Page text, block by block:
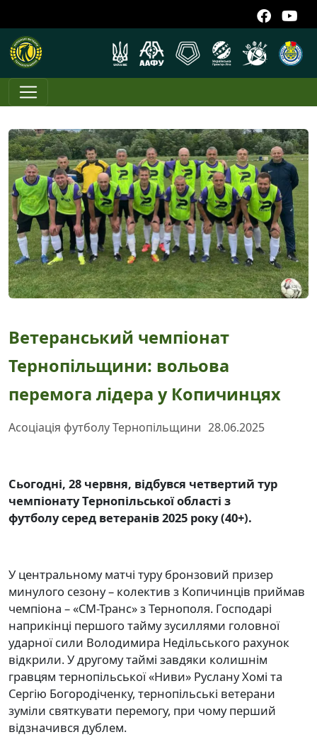
Ветеранський чемпіонат
Тернопільщини: вольова
перемога лідера у Копичинцях
Асоціація футболу Тернопільщини 28.06.2025
Сьогодні, 28 червня, відбувся четвертий тур
чемпіонату Тернопільської області з
футболусеред ветеранів 2025 року (40+).
У центральному матчі туру бронзовий призер
минулого сезону – колектив з Копичинців приймав
чемпіона – «СМ-Транс» з Тернополя. Господарі
наприкінці першого тайму зусиллями головної
ударної сили Володимира Недільського рахунок
відкрили. У другому таймі завдяки колишнім
гравцям тернопільської «Ниви» Руслану Хомі та
Сергію Богородіченку, тернопільські ветерани
зуміли святкувати перемогу, при чому перший
відзначився дублем.